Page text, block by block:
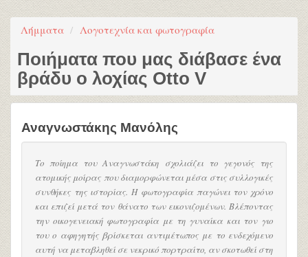
Λήμματα Λογοτεχνία και φωτογραφία
Ποιήματα που μας διάβασε ένα
βράδυ ο λοχίας Otto V
Αναγνωστάκης Μανόλης
Το ποίημα του Αναγνωστάκη σχολιάζει το γεγονός της
ατομικής μοίρας που διαμορφώνεται μέσα στις συλλογικές
συνθήκες της ιστορίας. Η φωτογραφία παγώνει τον χρόνο
και επιζεί μετά τον θάνατο των εικονιζομένων. Βλέποντας
την οικογενειακή φωτογραφία με τη γυναίκα και τον γιο
του ο αφηγητής βρίσκεται αντιμέτωπος με το ενδεχόμενο
αυτή να μεταβληθεί σε νεκρικό πορτραίτο, αν σκοτωθεί στη